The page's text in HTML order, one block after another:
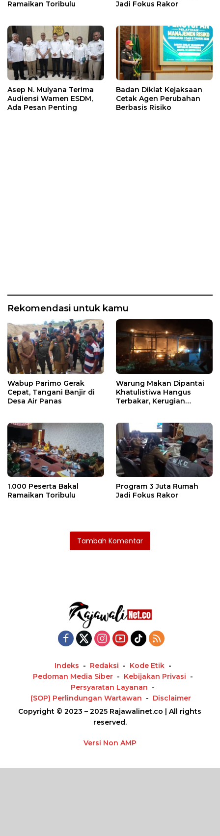
Ramaikan Toribulu
Jadi Fokus Rakor
Asep N. Mulyana Terima
Audiensi Wamen ESDM,
Ada Pesan Penting
Badan Diklat Kejaksaan
Cetak Agen Perubahan
Berbasis Risiko
Rekomendasi untuk kamu
Wabup Parimo Gerak
Cepat, Tangani Banjir di
Desa Air Panas
Warung Makan Dipantai
Khatulistiwa Hangus
Terbakar, Kerugian
1.000 Peserta Bakal
Ramaikan Toribulu
Program 3 Juta Rumah
Jadi Fokus Rakor
Tambah Komentar
Indeks Redaksi
Kode Etik
Pedoman Media Siber
Kebijakan Privasi
Persyaratan Layanan
(SOP) Perlindungan Wartawan
Disclaimer
Copyright © 2023 – 2025 Rajawalinet.co | All rights
reserved.
Versi Non AMP